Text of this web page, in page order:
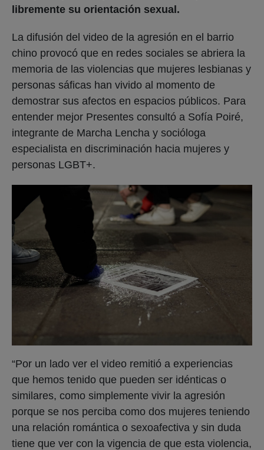
libremente su orientación sexual.
La difusión del video de la agresión en el barrio
chino provocó que en redes sociales se abriera la
memoria de las violencias que mujeres lesbianas y
personas sáficas han vivido al momento de
demostrar sus afectos en espacios públicos. Para
entender mejor Presentes consultó a Sofía Poiré,
integrante de Marcha Lencha y socióloga
especialista en discriminación hacia mujeres y
personas LGBT+.
“Por un lado ver el video remitió a experiencias
que hemos tenido que pueden ser idénticas o
similares, como simplemente vivir la agresión
porque se nos perciba como dos mujeres teniendo
una relación romántica o sexoafectiva y sin duda
tiene que ver con la vigencia de que esta violencia,